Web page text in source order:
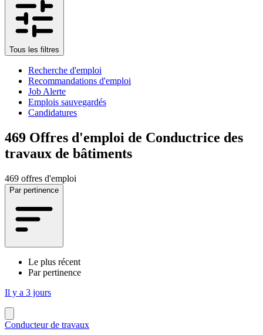
Tous les filtres
Recherche d'emploi
Recommandations d'emploi
Job Alerte
Emplois sauvegardés
Candidatures
469 Offres d'emploi de Conductrice des
travaux de bâtiments
469 offres d'emploi
Par pertinence
Le plus récent
Par pertinence
Il y a 3 jours
Conducteur de travaux